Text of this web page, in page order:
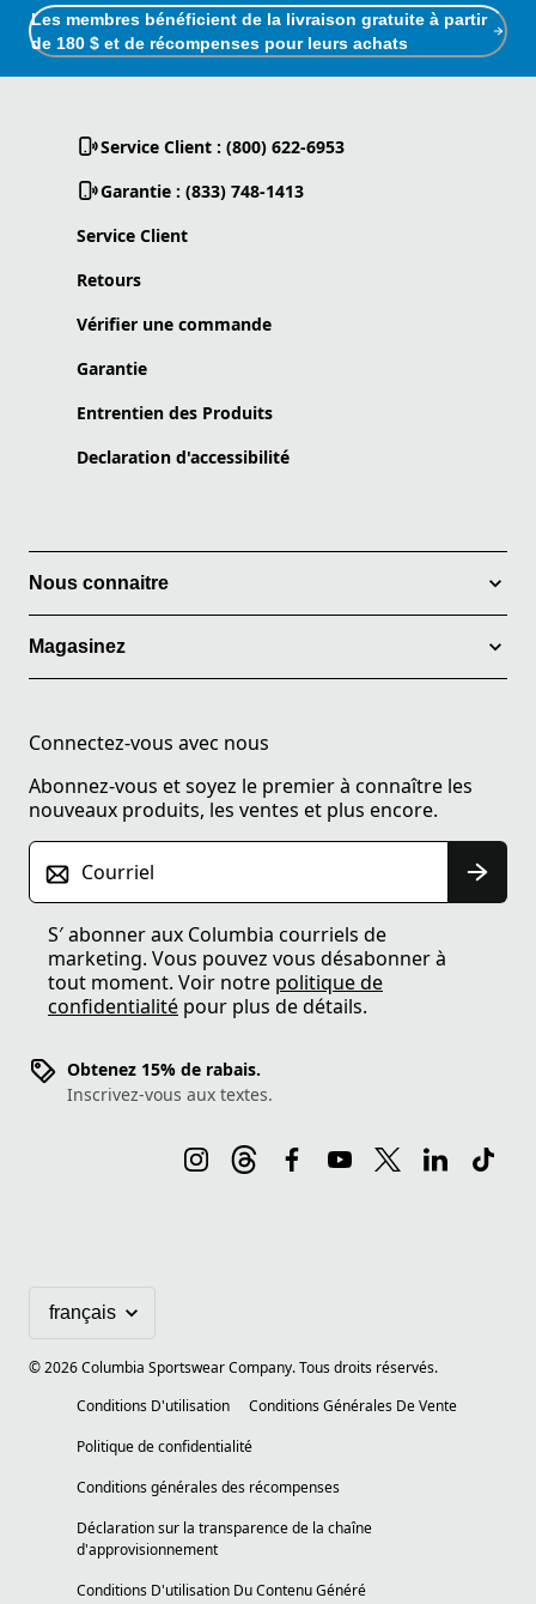
Les membres bénéficient de la livraison gratuite à partir
de 180 $ et de récompenses pour leurs achats
Service Client : (800) 622-6953
Garantie : (833) 748-1413
Service Client
Retours
Vérifier une commande
Garantie
Entrentien des Produits
Declaration d'accessibilité
Nous connaitre
Magasinez
Connectez-vous avec nous
Abonnez-vous et soyez le premier à connaître les
nouveaux produits, les ventes et plus encore.
Courriel
S′ abonner aux Columbia courriels de
marketing. Vous pouvez vous désabonner à
tout moment. Voir notre politique de
confidentialité pour plus de détails.
Obtenez 15% de rabais.
Inscrivez-vous aux textes.
©2026Columbia Sportswear Company. Tous droits réservés.
Conditions D'utilisation
Conditions Générales De Vente
Politique de confidentialité
Conditions générales des récompenses
Déclaration sur la transparence de la chaîne
d'approvisionnement
Conditions D'utilisation Du Contenu Généré